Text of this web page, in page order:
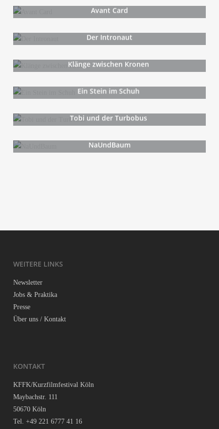
Avant Card
Der Intro­naut
Klän­ge zwi­schen Kronen
Ein Stein im Schuh
Tobi und der Turbobus
NaUn­d­Baum
WEI­TE­RE LINKS
News­let­ter
Jobs & Praktika
Pres­se
Über uns / Kontakt
KON­TAKT
KFFK/Kurzfilmfestival Köln
May­bach­str. 111
50670 Köln
Tel. +49 221 6777 41 16